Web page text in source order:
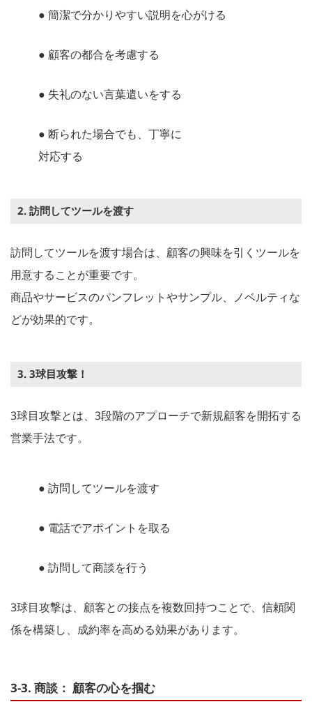
● 簡潔で分かりやすい説明を心がける
● 顧客の都合を考慮する
● 失礼のない言葉遣いをする
● 断られた場合でも、丁寧に
対応する
2. 訪問してツールを渡す
訪問してツールを渡す場合は、顧客の興味を引くツールを
用意することが重要です。
商品やサービスのパンフレットやサンプル、ノベルティな
どが効果的です。
3. 3球目攻撃！
3球目攻撃とは、3段階のアプローチで新規顧客を開拓する
営業手法です。
● 訪問してツールを渡す
● 電話でアポイントを取る
● 訪問して商談を行う
3球目攻撃は、顧客との接点を複数回持つことで、信頼関
係を構築し、成約率を高める効果があります。
3-3. 商談： 顧客の心を掴む